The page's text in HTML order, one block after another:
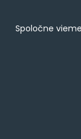
Spoločne